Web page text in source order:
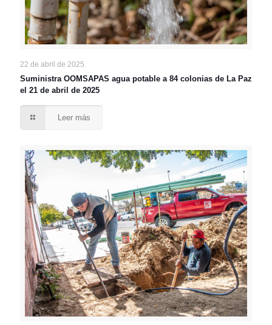
22 de abril de 2025
Suministra OOMSAPAS agua potable a 84 colonias de La Paz
el 21 de abril de 2025
Leer más